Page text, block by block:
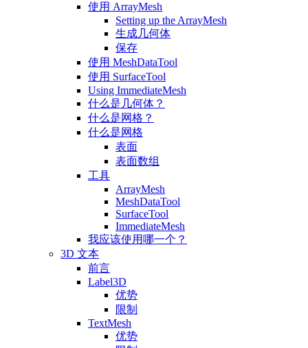
使用 ArrayMesh
Setting up the ArrayMesh
生成几何体
保存
使用 MeshDataTool
使用 SurfaceTool
Using ImmediateMesh
什么是几何体？
什么是网格？
什么是网格
表面
表面数组
工具
ArrayMesh
MeshDataTool
SurfaceTool
ImmediateMesh
我应该使用哪一个？
3D 文本
前言
Label3D
优势
限制
TextMesh
优势